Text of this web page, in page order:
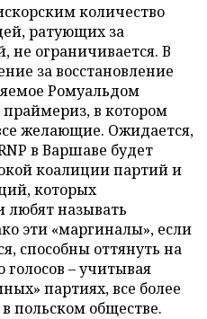
количество
ратующих за
не ограничивается. В
за восстановление
Ромуальдом
в котором
желающие. Ожидается,
в Варшаве будет
коалиции партий и
которых
любят называть
эти «маргиналы», если
способны оттянуть на
голосов – учитывая
партиях, все более
польском обществе.